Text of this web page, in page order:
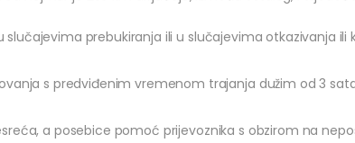
prebukiranja ili u slučajevima otkazivanja ili
s predviđenim vremenom trajanja dužim od 3
a posebice pomoć prijevoznika s obzirom na